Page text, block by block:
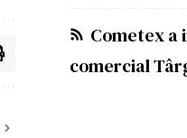
Cometex
comercial